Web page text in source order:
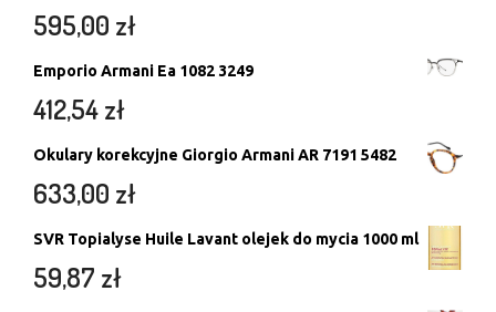
595,00 zł
Emporio Armani Ea 1082 3249
412,54zł
Okulary korekcyjne Giorgio Armani AR 7191 5482
633,00 zł
SVR Topialyse Huile Lavant olejek do mycia 1000 ml
59,87 zł